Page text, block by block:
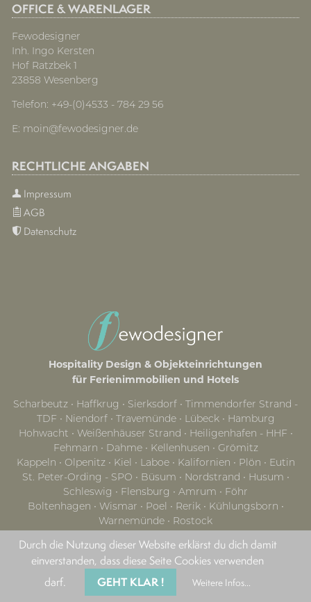
OFFICE & WARENLAGER
Fewodesigner
Inh. Ingo Kersten
Hof Ratzbek 1
23858 Wesenberg
Telefon: +49-(0)4533 - 784 29 56
E: moin@fewodesigner.de
RECHTLICHE ANGABEN
Impressum
AGB
Datenschutz
Hospitality Design & Objekteinrichtungen
für Ferienimmobilien und Hotels
Scharbeutz ∙ Haffkrug ∙ Sierksdorf ∙ Timmendorfer Strand -
TDF ∙ Niendorf ∙ Travemünde ∙ Lübeck ∙ Hamburg
Hohwacht ∙ Weißenhäuser Strand ∙ Heiligenhafen - HHF ∙
Fehmarn ∙ Dahme ∙ Kellenhusen ∙ Grömitz
Kappeln ∙ Olpenitz ∙ Kiel ∙ Laboe ∙ Kalifornien ∙ Plön ∙ Eutin
St. Peter-Ording - SPO ∙ Büsum ∙ Nordstrand ∙ Husum ∙
Schleswig ∙ Flensburg ∙ Amrum ∙ Föhr
Boltenhagen ∙ Wismar ∙ Poel ∙ Rerik ∙ Kühlungsborn ∙
Warnemünde ∙ Rostock
Wustrow ∙ Prerow ∙ Mecklenburgische Seenplatte
Stralsund ∙ Rügen ∙ Putbus ∙ Binz ∙ Sellin ∙ Baabe ∙ Göhren ∙
Mönchgut ∙ Glowe ∙ Sellin
Usedom ∙ Zinnowitz ∙ Karlshagen ∙ Koserow ∙ Loddin ∙
Durch die Nutzung dieser Website erklärst du dich damit
einverstanden, dass diese Seite Cookies verwenden
darf.
GEHT KLAR ! Weitere Infos...